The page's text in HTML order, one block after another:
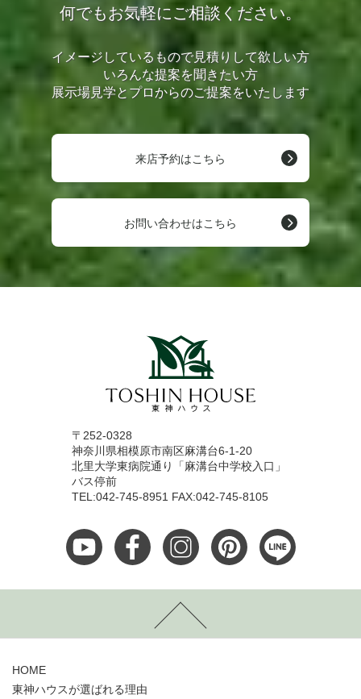
何でもお気軽にご相談ください。
イメージしているもので見積りして欲しい方
いろんな提案を聞きたい方
展示場見学とプロからのご提案をいたします
来店予約はこちら
お問い合わせはこちら
〒252-0328
神奈川県相模原市南区麻溝台6-1-20
北里大学東病院通り「麻溝台中学校入口」
バス停前
TEL:042-745-8951 FAX:042-745-8105
HOME
東神ハウスが選ばれる理由